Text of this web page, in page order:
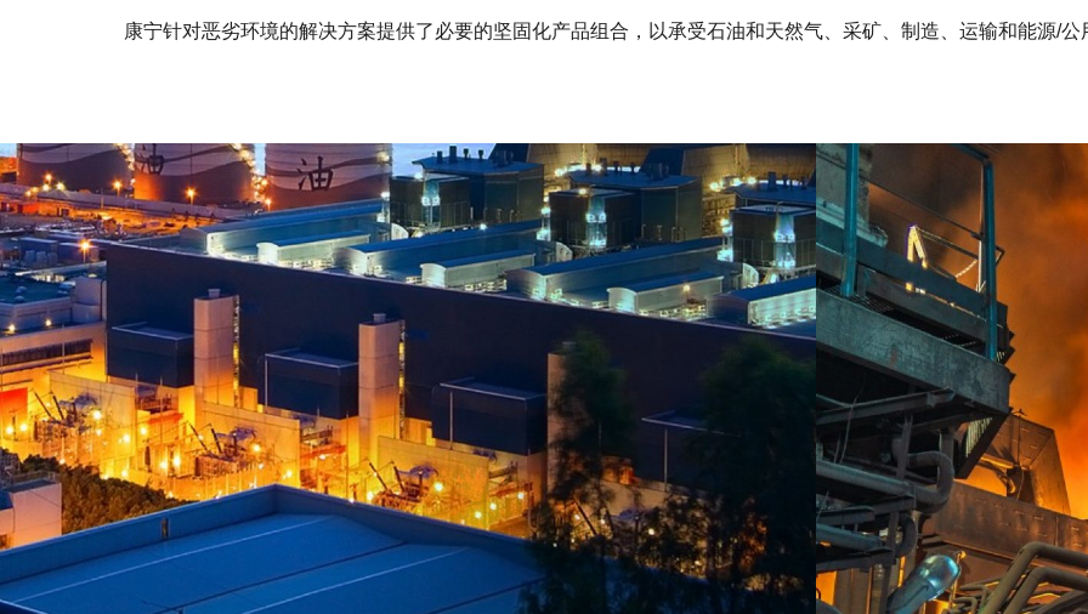
康宁针对恶劣环境的解决方案提供了必要的坚固化产品组合，以承受石油和天然气、采矿、制造、运输和能源/